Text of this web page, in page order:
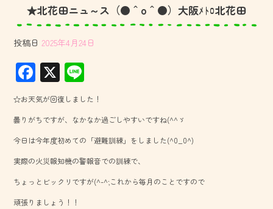
★北花田ニュ～ス（●＾o＾●）大阪ﾒﾄﾛ北花田
投稿日 2025年4月24日
F
ac
e
b
o
ok
X
ne
☆お天気が回復しました！
曇りがちですが、なかなか過ごしやすいですね(^^ゞ
今日は今年度初めての「避難訓練」をしました(^0_0^)
実際の火災報知機の警報音での訓練で、
ちょっとビックリですが(^-^;これから毎月のことですので
頑張りましょう！！